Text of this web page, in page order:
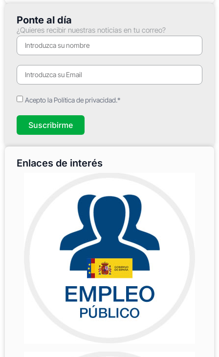
Ponte al día
¿Quieres recibir nuestras noticias en tu correo?
Acepto la Política de privacidad.*
Suscribirme
Enlaces de interés